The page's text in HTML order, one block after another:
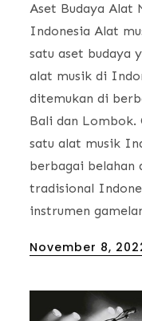
Aset Budaya Alat
Indonesia Alat
satu aset budaya
alat musik di
ditemukan di
Bali dan Lombok.
satu alat musik
berbagai belahan
tradisional
instrumen
Posted
November 8,